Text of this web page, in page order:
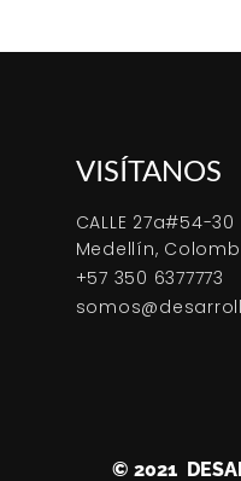
VISÍTANOS
CALLE 27a#54-
Medellín,
+57 350 6377773
© 2021